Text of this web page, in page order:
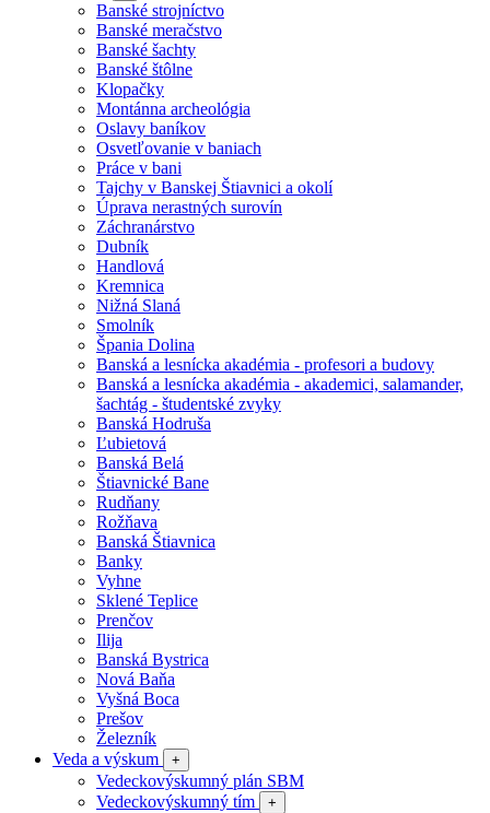
Banské strojníctvo
Banské meračstvo
Banské šachty
Banské štôlne
Klopačky
Montánna archeológia
Oslavy baníkov
Osvetľovanie v baniach
Práce v bani
Tajchy v Banskej Štiavnici a okolí
Úprava nerastných surovín
Záchranárstvo
Dubník
Handlová
Kremnica
Nižná Slaná
Smolník
Špania Dolina
Banská a lesnícka akadémia - profesori a budovy
Banská a lesnícka akadémia - akademici, salamander,
šachtág - študentské zvyky
Banská Hodruša
Ľubietová
Banská Belá
Štiavnické Bane
Rudňany
Rožňava
Banská Štiavnica
Banky
Vyhne
Sklené Teplice
Prenčov
Ilija
Banská Bystrica
Nová Baňa
Vyšná Boca
Prešov
Železník
Veda a výskum
+
Vedeckovýskumný plán SBM
Vedeckovýskumný tím
+